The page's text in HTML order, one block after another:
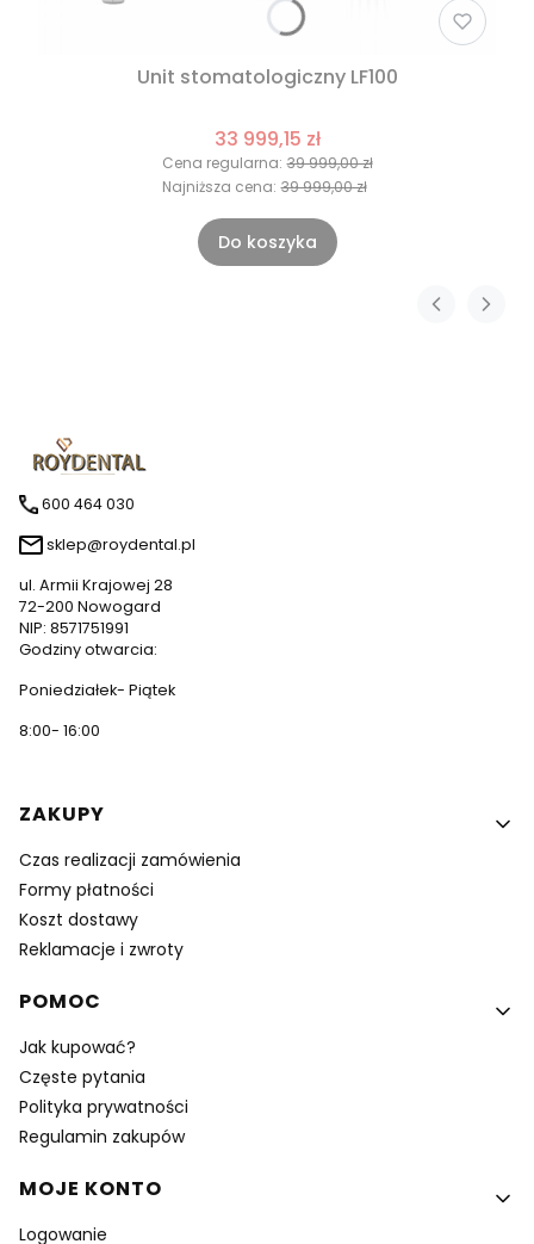
Unit stomatologiczny LF100
33 999,15 zł
Cena regularna: 39 999,00 zł
Najniższa cena: 39 999,00 zł
Do koszyka
600 464 030
sklep@roydental.pl
ul. Armii Krajowej 28
72-200 Nowogard
NIP: 8571751991
Godziny otwarcia:
Poniedziałek- Piątek
8:00- 16:00
Linki w stopce
ZAKUPY
Czas realizacji zamówienia
Formy płatności
Koszt dostawy
Reklamacje i zwroty
POMOC
Jak kupować?
Częste pytania
Polityka prywatności
Regulamin zakupów
MOJE KONTO
Logowanie